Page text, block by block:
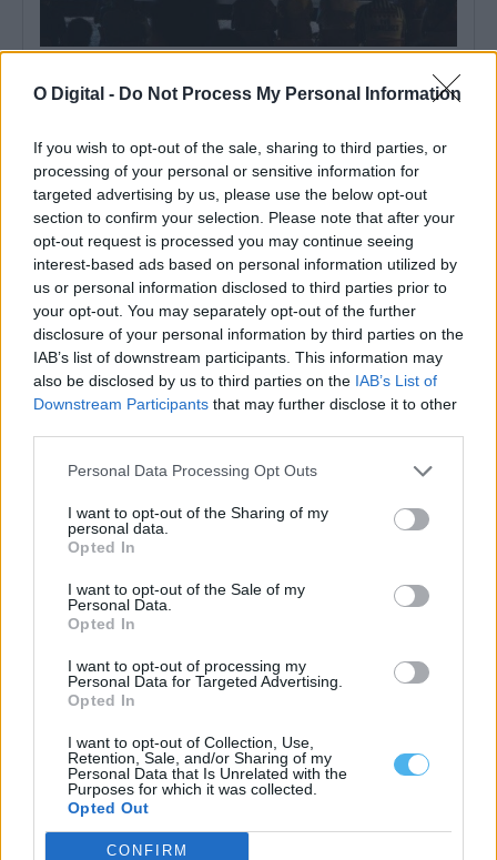
O Digital - Do Not Process My Personal Information
If you wish to opt-out of the sale, sharing to third parties, or
processing of your personal or sensitive information for
targeted advertising by us, please use the below opt-out
section to confirm your selection. Please note that after your
opt-out request is processed you may continue seeing
interest-based ads based on personal information utilized by
us or personal information disclosed to third parties prior to
your opt-out. You may separately opt-out of the further
disclosure of your personal information by third parties on the
IAB’s list of downstream participants. This information may
also be disclosed by us to third parties on the IAB’s List of
Downstream Participants that may further disclose it to other
Personal Data Processing Opt Outs
I want to opt-out of the Sharing of my
personal data.
Opted In
I want to opt-out of the Sale of my
Personal Data.
Opted In
I want to opt-out of processing my
Personal Data for Targeted Advertising.
Opted In
I want to opt-out of Collection, Use,
Retention, Sale, and/or Sharing of my
Personal Data that Is Unrelated with the
Purposes for which it was collected.
Opted Out
CONFIRM
cena: Conheça o calendário
A Liga 3 Placard arranca este fim de semana, com a primeira
6 Agosto, 2026 - 14:51
Instituto Cultural de Évora promove fichas pedagógicas
O Instituto Cultural de Évora (ICÉ) e o Repositório Pedagógico
promovem o Ciclo de...
6 Agosto, 2026 - 12:15